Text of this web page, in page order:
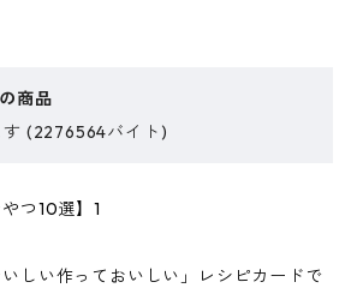
商品
す (2276564バイト)
つ10選】1
しい作っておいしい」レシピカードで